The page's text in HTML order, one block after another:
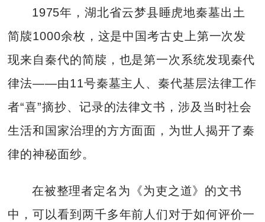
1975年，湖北省云梦县睡虎地秦墓出土
简牍1000余枚，这是中国考古史上第一次发
现来自秦代的简牍，也是第一次系统发现秦代
律法——由11号秦墓主人、秦代基层法律工作
者“喜”摘抄、记录的法律文书，涉及当时社会
生活和国家治理的方方面面，为世人揭开了秦
律的神秘面纱。
在被整理者定名为《为吏之道》的文书
中，可以看到两千多年前人们对于如何评价一